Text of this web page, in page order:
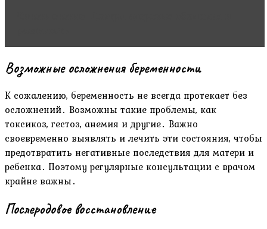
Возможные осложнения беременности
К сожалению, беременность не всегда протекает без
осложнений․ Возможны такие проблемы, как
токсикоз, гестоз, анемия и другие․ Важно
своевременно выявлять и лечить эти состояния, чтобы
предотвратить негативные последствия для матери и
ребенка․ Поэтому регулярные консультации с врачом
крайне важны․
Послеродовое восстановление